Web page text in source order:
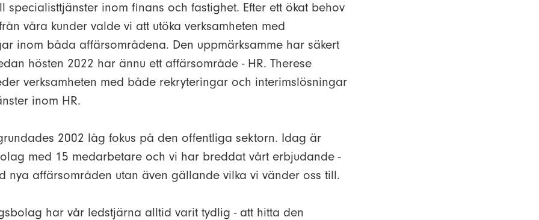
specialisttjänster inom finans och fastighet. Efter ett ökat behov
våra kunder valde vi att utöka verksamheten med
inom båda affärsområdena. Den uppmärksamme har säkert
hösten 2022 har ännu ett affärsområde - HR. Therese
verksamheten med både rekryteringar och interimslösningar
inom HR.
2002 låg fokus på den offentliga sektorn. Idag är
med 15 medarbetare och vi har breddat vårt erbjudande -
nya affärsområden utan även gällande vilka vi vänder oss till.
har vår ledstjärna alltid varit tydlig - att hitta den